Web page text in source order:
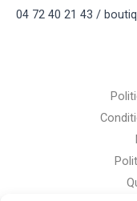
04 72 40 21 43 /